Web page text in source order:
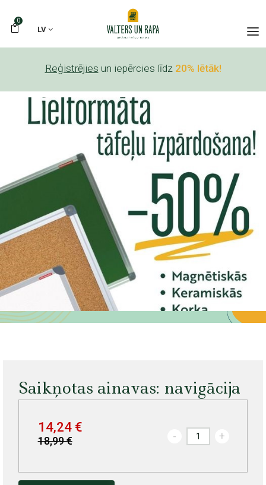
0
LV
Reģistrējies un iepērcies līdz 20% lētāk!
Saikņotas ainavas: navigācija
18,99 €
14,24 €
- +